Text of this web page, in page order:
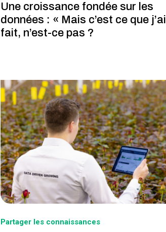
Une croissance fondée sur les
données : « Mais c’est ce que j’ai
fait, n’est-ce pas ?
Partager les connaissances